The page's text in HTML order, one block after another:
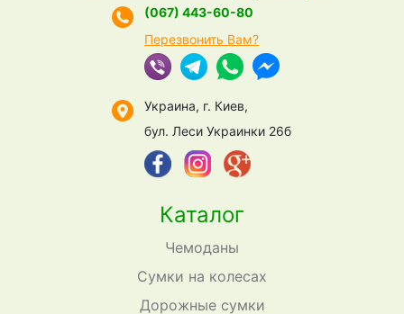
Каталог
Чемоданы
Сумки на колесах
Дорожные сумки
(067) 443-60-80
Перезвонить Вам?
Украина, г. Киев,
бул. Леси Украинки 26б